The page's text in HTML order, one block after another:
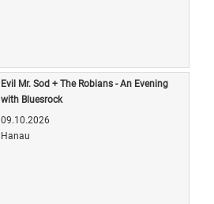
Evil Mr. Sod + The Robians - An Evening
with Bluesrock
09.10.2026
Hanau